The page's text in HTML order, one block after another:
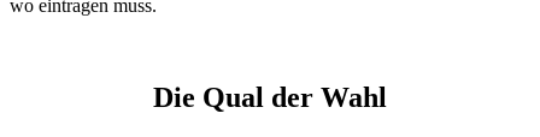
wo eintragen muss.
Die Qual der Wahl